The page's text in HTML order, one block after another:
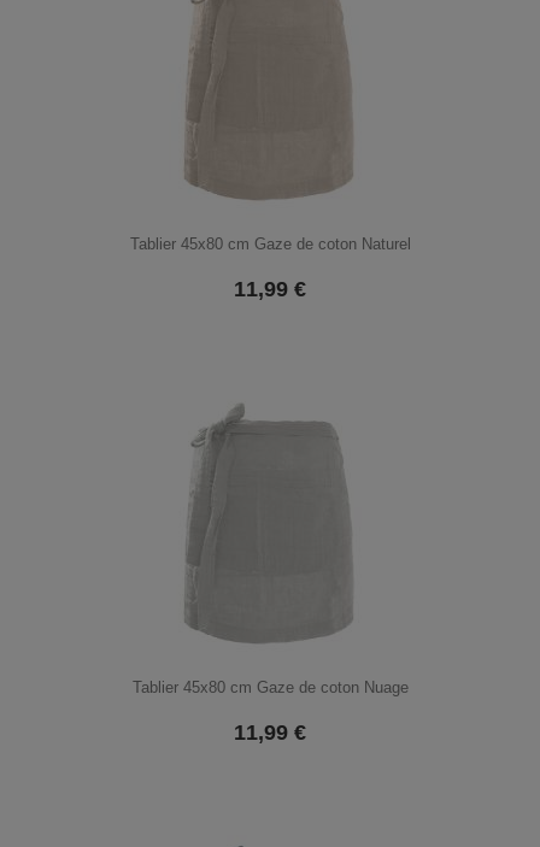
Tablier 45x80 cm Gaze de coton Naturel
11,99 €
Tablier 45x80 cm Gaze de coton Nuage
11,99 €